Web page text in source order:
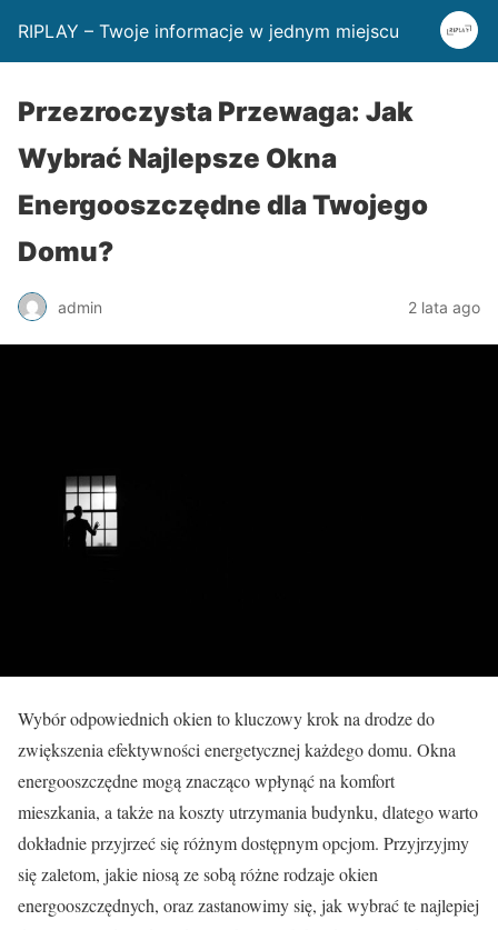
RIPLAY – Twoje informacje w jednym miejscu
Przezroczysta Przewaga: Jak
Wybrać Najlepsze Okna
Energooszczędne dla Twojego
Domu?
admin 2 lata ago
Wybór odpowiednich okien to kluczowy krok na drodze do
zwiększenia efektywności energetycznej każdego domu. Okna
energooszczędne mogą znacząco wpłynąć na komfort
mieszkania, a także na koszty utrzymania budynku, dlatego warto
dokładnie przyjrzeć się różnym dostępnym opcjom. Przyjrzyjmy
się zaletom, jakie niosą ze sobą różne rodzaje okien
energooszczędnych, oraz zastanowimy się, jak wybrać te najlepiej